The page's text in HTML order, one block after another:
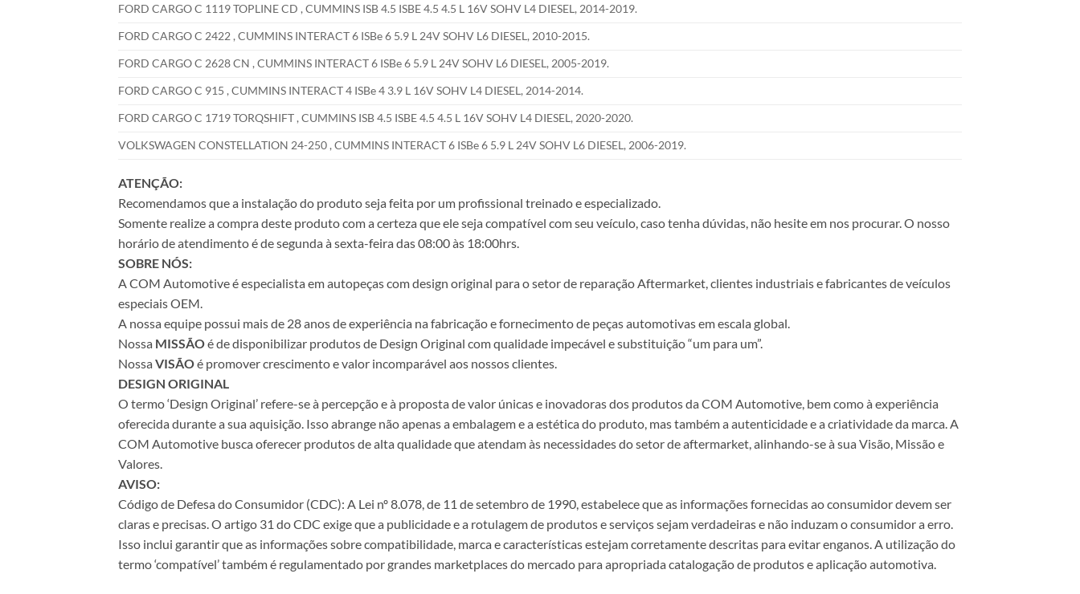
FORD CARGO C 1119 TOPLINE CD , CUMMINS ISB 4.5 ISBE 4.5 4.5 L 16V SOHV L4 DIESEL, 2014-2019.
FORD CARGO C 2422 , CUMMINS INTERACT 6 ISBe 6 5.9 L 24V SOHV L6 DIESEL, 2010-2015.
FORD CARGO C 2628 CN , CUMMINS INTERACT 6 ISBe 6 5.9 L 24V SOHV L6 DIESEL, 2005-2019.
FORD CARGO C 915 , CUMMINS INTERACT 4 ISBe 4 3.9 L 16V SOHV L4 DIESEL, 2014-2014.
FORD CARGO C 1719 TORQSHIFT , CUMMINS ISB 4.5 ISBE 4.5 4.5 L 16V SOHV L4 DIESEL, 2020-2020.
VOLKSWAGEN CONSTELLATION 24-250 , CUMMINS INTERACT 6 ISBe 6 5.9 L 24V SOHV L6 DIESEL, 2006-2019.
ATENÇÃO:
Recomendamos que a instalação do produto seja feita por um profissional treinado e especializado.
Somente realize a compra deste produto com a certeza que ele seja compatível com seu veículo, caso tenha dúvidas, não hesite em nos procurar. O nosso
horário de atendimento é de segunda à sexta-feira das 08:00 às 18:00hrs.
SOBRE NÓS:
A COM Automotive é especialista em autopeças com design original para o setor de reparação Aftermarket, clientes industriais e fabricantes de veículos
especiais OEM.
A nossa equipe possui mais de 28 anos de experiência na fabricação e fornecimento de peças automotivas em escala global.
Nossa MISSÃOé de disponibilizar produtos de Design Original com qualidade impecável e substituição “um para um”.
Nossa VISÃOé promover crescimento e valor incomparável aos nossos clientes.
DESIGN ORIGINAL
O termo ‘Design Original’ refere-se à percepção e à proposta de valor únicas e inovadoras dos produtos da COM Automotive, bem como à experiência
oferecida durante a sua aquisição. Isso abrange não apenas a embalagem e a estética do produto, mas também a autenticidade e a criatividade da marca. A
COM Automotive busca oferecer produtos de alta qualidade que atendam às necessidades do setor de aftermarket, alinhando-se à sua Visão, Missão e
Valores.
AVISO:
Código de Defesa do Consumidor (CDC): A Lei nº 8.078, de 11 de setembro de 1990, estabelece que as informações fornecidas ao consumidor devem ser
claras e precisas. O artigo 31 do CDC exige que a publicidade e a rotulagem de produtos e serviços sejam verdadeiras e não induzam o consumidor a erro.
Isso inclui garantir que as informações sobre compatibilidade, marca e características estejam corretamente descritas para evitar enganos. A utilização do
termo ‘compatível’ também é regulamentado por grandes marketplaces do mercado para apropriada catalogação de produtos e aplicação automotiva.